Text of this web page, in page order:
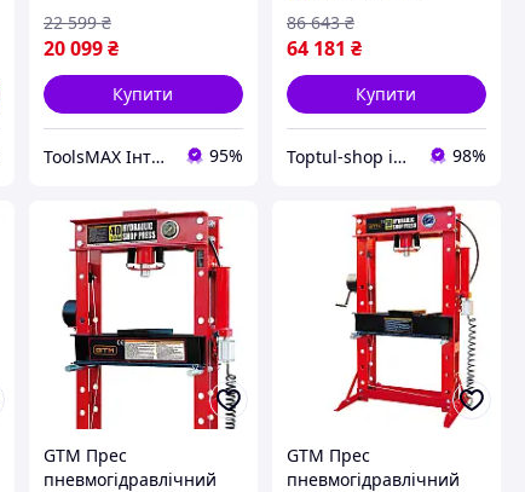
пресування в
автосервіс
20 099 ₴
22 599 ₴
Купити
ToolsMAX Інтернет-магазин на максимум 95%
підшипників SHT55_Q
64 181 ₴
86 643 ₴
Купити
Toptul-shop інтернет магазин 98%
GTM Прес
пневмогідравлічний
GTM Прес
пневмогідравлічний